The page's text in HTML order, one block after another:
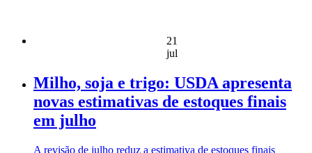
21
jul
Milho, soja e trigo: USDA apresenta
novas estimativas de estoques finais
em julho
A revisão de julho reduz a estimativa de estoques finais